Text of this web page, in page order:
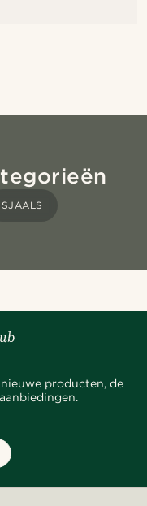
SJAALS
producten, de